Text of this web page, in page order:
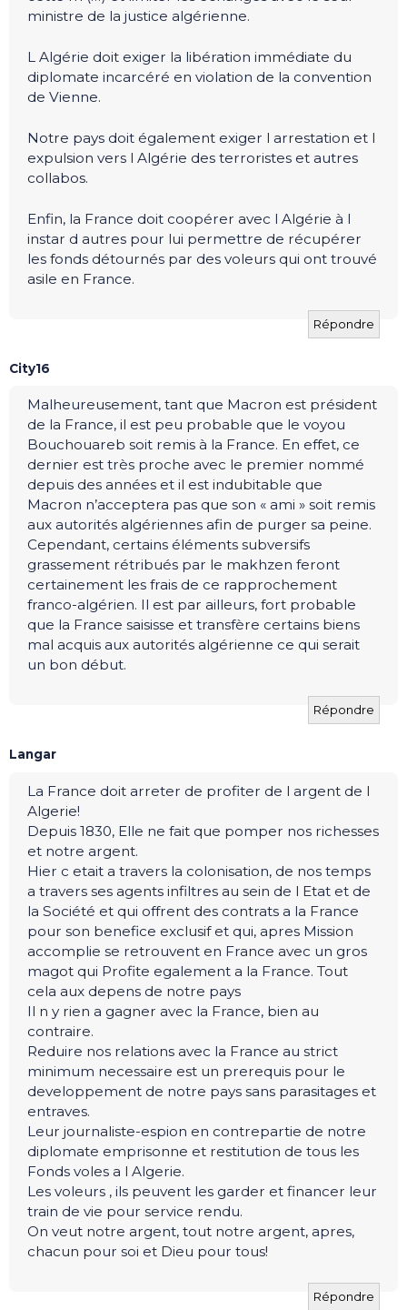
ministre de la justice algérienne.
L Algérie doit exiger la libération immédiate du
diplomate incarcéré en violation de la convention
de Vienne.
Notre pays doit également exiger l arrestation et l
expulsion vers l Algérie des terroristes et autres
collabos.
Enfin, la France doit coopérer avec l Algérie à l
instar d autres pour lui permettre de récupérer
les fonds détournés par des voleurs qui ont trouvé
asile en France.
Répondre
City16
Malheureusement, tant que Macron est président
de la France, il est peu probable que le voyou
Bouchouareb soit remis à la France. En effet, ce
dernier est très proche avec le premier nommé
depuis des années et il est indubitable que
Macron n’acceptera pas que son « ami » soit remis
aux autorités algériennes afin de purger sa peine.
Cependant, certains éléments subversifs
grassement rétribués par le makhzen feront
certainement les frais de ce rapprochement
franco-algérien. Il est par ailleurs, fort probable
que la France saisisse et transfère certains biens
mal acquis aux autorités algérienne ce qui serait
un bon début.
Répondre
Langar
La France doit arreter de profiter de l argent de l
Algerie!
Depuis 1830, Elle ne fait que pomper nos richesses
et notre argent.
Hier c etait a travers la colonisation, de nos temps
a travers ses agents infiltres au sein de l Etat et de
la Société et qui offrent des contrats a la France
pour son benefice exclusif et qui, apres Mission
accomplie se retrouvent en France avec un gros
magot qui Profite egalement a la France. Tout
cela aux depens de notre pays
Il n y rien a gagner avec la France, bien au
contraire.
Reduire nos relations avec la France au strict
minimum necessaire est un prerequis pour le
developpement de notre pays sans parasitages et
entraves.
Leur journaliste-espion en contrepartie de notre
diplomate emprisonne et restitution de tous les
Fonds voles a l Algerie.
Les voleurs , ils peuvent les garder et financer leur
train de vie pour service rendu.
On veut notre argent, tout notre argent, apres,
chacun pour soi et Dieu pour tous!
Répondre